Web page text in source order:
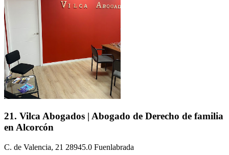
21. Vilca Abogados | Abogado de Derecho de familia
en Alcorcón
C. de Valencia, 21 28945.0 Fuenlabrada